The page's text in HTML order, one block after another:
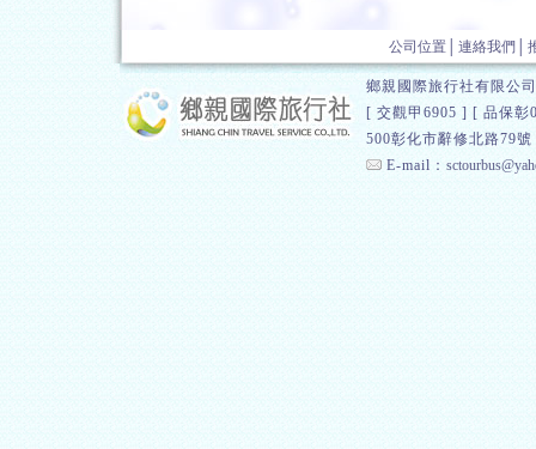
公司位置 連絡我們
鄉親國際旅行社有限
[ 交觀甲6905 ] [ 品保
500彰化市辭修北路79
E-mail：